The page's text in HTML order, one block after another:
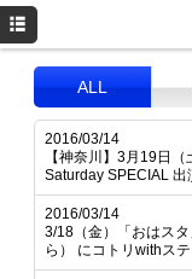
ALL
2016/03/14
【神奈川】3月19日
Saturday SPECIAL 出
2016/03/14
3/18（金）「おはス
ら） にコトリwithス
PROFILE
NEWS
MOVIE
LIVE/EVENT